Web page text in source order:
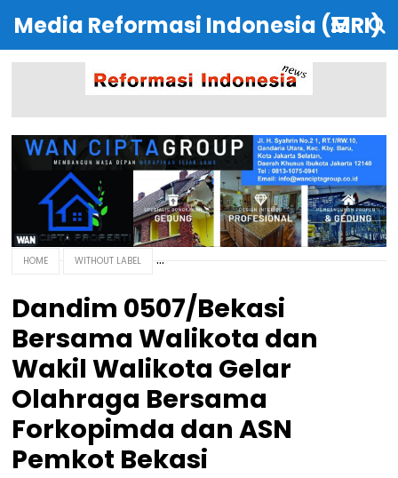
Media Reformasi Indonesia (MRI)
HOME WITHOUT LABEL
Dandim 0507/Bekasi
Bersama Walikota dan
Wakil Walikota Gelar
Olahraga Bersama
Forkopimda dan ASN
Pemkot Bekasi